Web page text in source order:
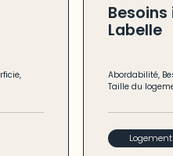
,
Labelle
Abordabilité,
Taille du
Logement